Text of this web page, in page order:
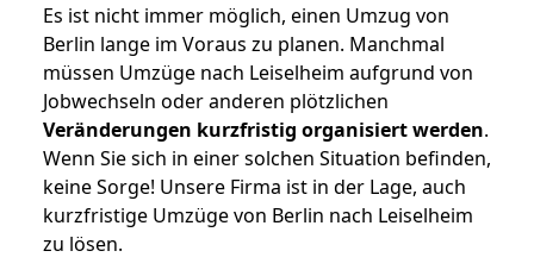
Es ist nicht immer möglich, einen Umzug von
Berlin lange im Voraus zu planen. Manchmal
müssen Umzüge nach Leiselheim aufgrund von
Jobwechseln oder anderen plötzlichen
Veränderungen kurzfristig organisiert werden.
Wenn Sie sich in einer solchen Situation befinden,
keine Sorge! Unsere Firma ist in der Lage, auch
kurzfristige Umzüge von Berlin nach Leiselheim
zu lösen.